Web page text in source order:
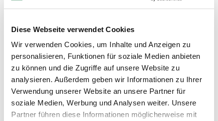
Diese Webseite verwendet Cookies
Wir verwenden Cookies, um Inhalte und Anzeigen zu
personalisieren, Funktionen für soziale Medien anbieten
zu können und die Zugriffe auf unsere Website zu
analysieren. Außerdem geben wir Informationen zu Ihrer
Verwendung unserer Website an unsere Partner für
soziale Medien, Werbung und Analysen weiter. Unsere
Partner führen diese Informationen möglicherweise mit
eindeutig Werke des Oberndorfer
(1692-1763), der zu dieser Zeit in
vielbeschäftigter Meister war. Seine
spätere Werkstatt lag nur etwa 100
Meter von der Herrgottsruhkapelle
entfernt. Der westliche Seitenaltar,
gestiftet von Pfarrer Ignaz König, zeigt
im Zentrum den Hl. Johann Nepomuk
unter dem Kreuz Christi. Am östlichen